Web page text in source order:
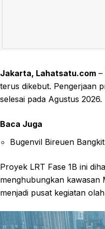
Jakarta, Lahatsatu.com –
terus dikebut. Pengerjaan
selesai pada Agustus 2026.
Baca Juga
Bugenvil Bireuen
Proyek LRT Fase 1B ini
menghubungkan kawasan
menjadi pusat kegiatan